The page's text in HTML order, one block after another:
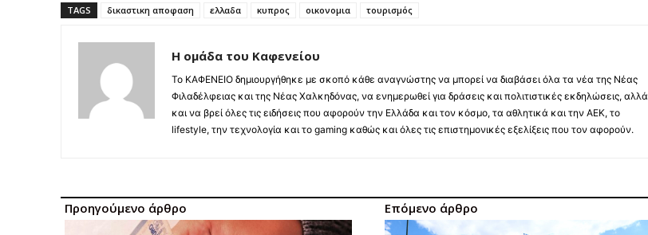
TAGS δικαστικη αποφαση ελλαδα κυπρος οικονομια τουρισμός
Η ομάδα του Καφενείου
Το ΚΑΦΕΝΕΙΟ δημιουργήθηκε με σκοπό κάθε αναγνώστης να μπορεί να διαβάσει όλα τα νέα της Νέας
Φιλαδέλφειας και της Νέας Χαλκηδόνας, να ενημερωθεί για δράσεις και πολιτιστικές εκδηλώσεις, αλλά
και να βρεί όλες τις ειδήσεις που αφορούν την Ελλάδα και τον κόσμο, τα αθλητικά και την ΑΕΚ, το
lifestyle, την τεχνολογία και το gaming καθώς και όλες τις επιστημονικές εξελίξεις που τον αφορούν.
Προηγούμενο άρθρο Επόμενο άρθρο